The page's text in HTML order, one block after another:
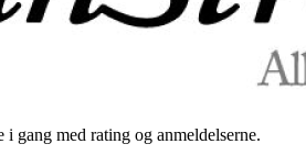
gang med rating og anmeldelserne.